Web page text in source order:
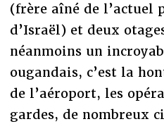
(frère aîné de l’actuel
d’Israël) et deux
néanmoins un
ougandais, c’est la
de l’aéroport, les
gardes, de nombreux